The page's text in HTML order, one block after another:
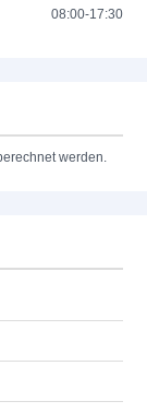
08:00-17:30
werden.